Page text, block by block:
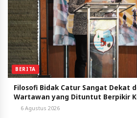
BERITA
Filosofi Bidak Catur Sangat Dekat
Wartawan yang Dituntut Berpikir
6 Agustus 2026